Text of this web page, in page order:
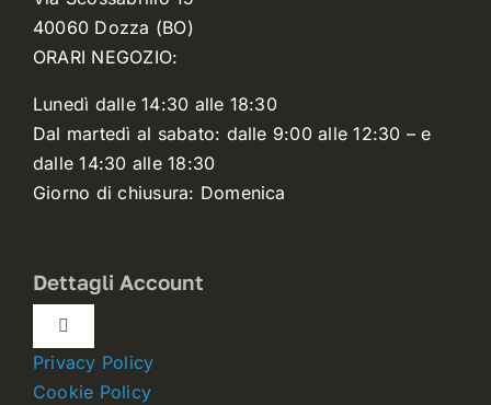
40060 Dozza (BO)
ORARI NEGOZIO:
Lunedì dalle 14:30 alle 18:30
Dal martedì al sabato: dalle 9:00 alle 12:30 – e
dalle 14:30 alle 18:30
Giorno di chiusura: Domenica
Dettagli Account
Toggle
Navigation
Dettagli account
Privacy Policy
Cookie Policy